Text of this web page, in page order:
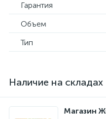
Гарантия
Объем
Тип
Наличие на складах
Магазин